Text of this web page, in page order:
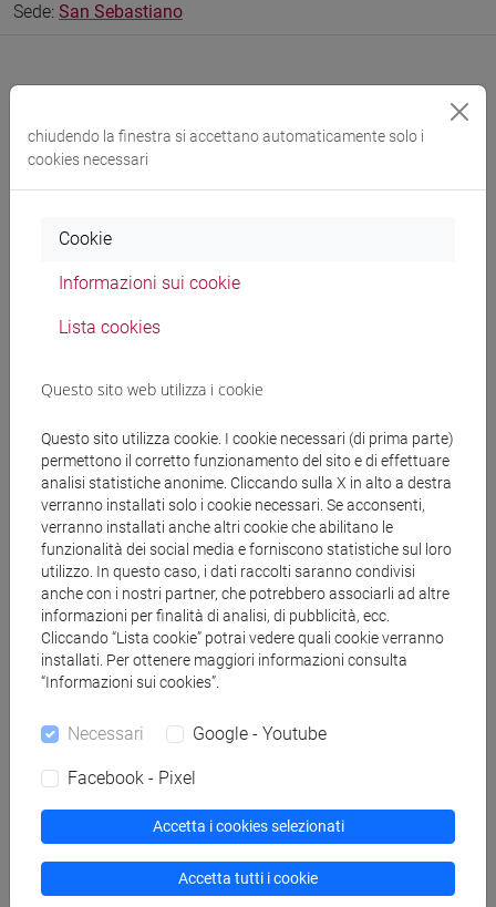
Sede: San Sebastiano
Comunicazioni
Didattica
Informazioni generali
Settore Scientifico Disciplinare (SSD) di
afferenza
Lingua e letteratura del Giappone, lingua e
letteratura della Corea [ASIA-01/G]
prevalentemente l'esperienza di ricerca
Internazionale: Estremo Oriente
Cerca nel sito
chiudendo la finestra si accettano automaticamente solo i
cookies necessari
Cookie
Informazioni sui cookie
Lista cookies
Questo sito web utilizza i cookie
Questo sito utilizza cookie. I cookie necessari (di prima parte)
permettono il corretto funzionamento del sito e di effettuare
analisi statistiche anonime. Cliccando sulla X in alto a destra
verranno installati solo i cookie necessari. Se acconsenti,
verranno installati anche altri cookie che abilitano le
funzionalità dei social media e forniscono statistiche sul loro
utilizzo. In questo caso, i dati raccolti saranno condivisi
anche con i nostri partner, che potrebbero associarli ad altre
informazioni per finalità di analisi, di pubblicità, ecc.
Cliccando “Lista cookie” potrai vedere quali cookie verranno
installati. Per ottenere maggiori informazioni consulta
“Informazioni sui cookies”.
Necessari Google - Youtube
Facebook - Pixel
Accetta i cookies selezionati
Accetta tutti i cookie